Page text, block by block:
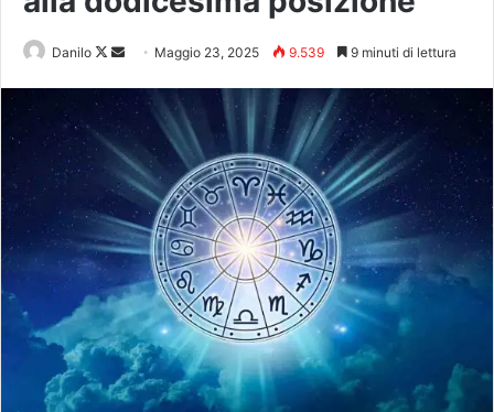
Danilo Maggio 23, 2025 9.539 9 minuti di lettura